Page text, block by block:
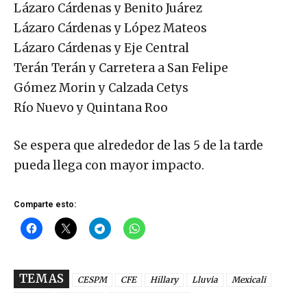
Lázaro Cárdenas y Benito Juárez
Lázaro Cárdenas y López Mateos
Lázaro Cárdenas y Eje Central
Terán Terán y Carretera a San Felipe
Gómez Morin y Calzada Cetys
Río Nuevo y Quintana Roo
Se espera que alrededor de las 5 de la tarde
pueda llega con mayor impacto.
Comparte esto:
TEMAS CESPM CFE Hillary Lluvia
Mexicali